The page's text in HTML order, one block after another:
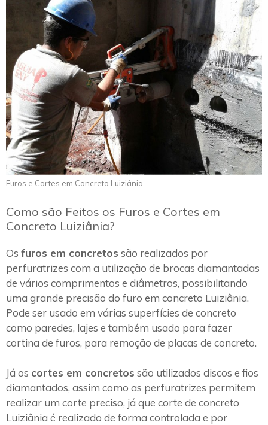
Furos e Cortes em Concreto Luiziânia
Como são Feitos os Furos e Cortes em
Concreto Luiziânia?
Os furos em concretos são realizados por
perfuratrizes com a utilização de brocas diamantadas
de vários comprimentos e diâmetros, possibilitando
uma grande precisão do furo em concreto Luiziânia.
Pode ser usado em várias superfícies de concreto
como paredes, lajes e também usado para fazer
cortina de furos, para remoção de placas de concreto.
Já os cortes em concretos são utilizados discos e fios
diamantados, assim como as perfuratrizes permitem
realizar um corte preciso, já que corte de concreto
Luiziânia é realizado de forma controlada e por